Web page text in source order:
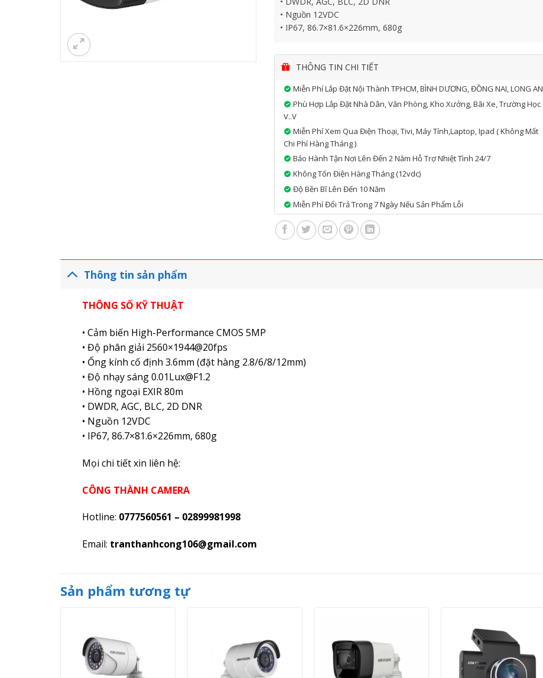
• Nguồn 12VDC
• IP67, 86.7×81.6×226mm, 680g
THÔNG TIN CHI TIẾT
Miễn Phí Lắp Đặt Nội Thành TPHCM, BÌNH DƯƠNG, ĐỒNG NAI, LONG AN
Phù Hợp Lắp Đặt Nhà Dân, Văn Phòng, Kho Xưởng, Bãi Xe, Trường Học
V..v
Miễn Phí Xem Qua Điện Thoại, Tivi, Máy Tính,laptop, Ipad ( Không Mất
Chi Phí Hàng Tháng )
Bảo Hành Tận Nơi Lên Đến 2 Năm Hỗ Trợ Nhiệt Tình 24/7
Không Tốn Điện Hàng Tháng (12vdc)
Độ Bền Bĩ Lên Đến 10 Năm
Miễn Phí Đổi Trả Trong 7 Ngày Nếu Sản Phẩm Lỗi
Thông tin sản phẩm
THÔNG SỐ KỸ THUẬT
• Cảm biến High-Performance CMOS 5MP
• Độ phân giải 2560×1944@20fps
• Ống kính cố định 3.6mm (đặt hàng 2.8/6/8/12mm)
• Độ nhạy sáng 0.01Lux@F1.2
• Hồng ngoại EXIR 80m
• DWDR, AGC, BLC, 2D DNR
• Nguồn 12VDC
• IP67, 86.7×81.6×226mm, 680g
Mọi chi tiết xin liên hệ:
CÔNG THÀNH CAMERA
Hotline: 0777560561 – 02899981998
Email: tranthanhcong106@gmail.com
Sản phẩm tương tự